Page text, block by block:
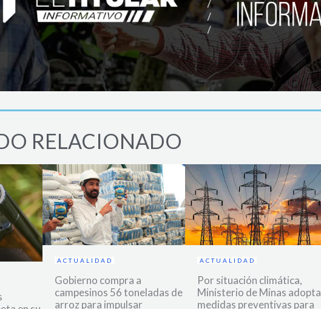
RELACIONADO
ACTUALIDAD
Gobierno compra a
campesinos 56 toneladas de
arroz para impulsar
ACTUALIDAD
Por situación climática,
Ministerio de Minas adopta
medidas preventivas para